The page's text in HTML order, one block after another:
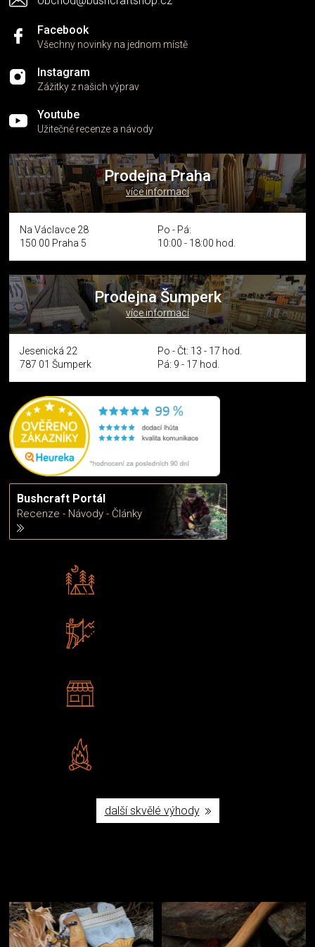
Facebook
Všechny novinky na jednom místě
Instagram
Zážitky z našich výprav
Youtube
Užitečné recenze a návody
Prodejna Praha
více informací
Na Václavce 28
150 00 Praha 5
Po - Pá:
10:00 - 18:00 hod.
Prodejna Šumperk
více informací
Jesenická 22
787 01 Šumperk
Po - Čt: 13 - 17 hod.
Pá: 9 - 17 hod.
Bushcraft Portál
Recenze - Návody - Články
další skvělé výhody